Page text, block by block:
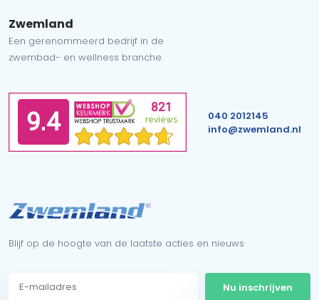
Zwemland
Een gerenommeerd bedrijf in de
zwembad- en wellness branche.
040 2012145
info@zwemland.nl
Blijf op de hoogte van de laatste acties en nieuws
Nu inschrijven